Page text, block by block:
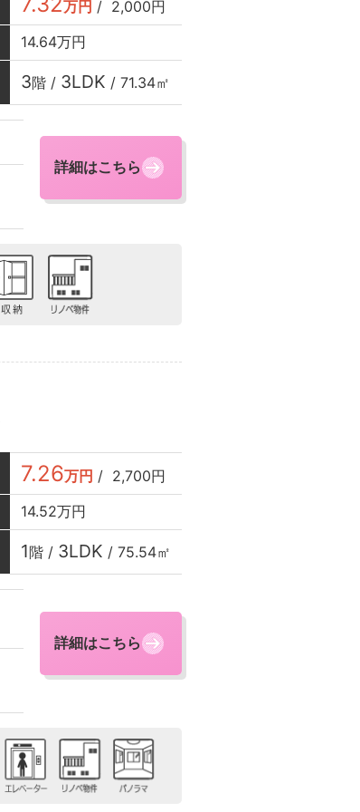
万円 / 2,000円
14.64万円
3階 / 3LDK / 71.34㎡
詳細はこちら
7.26万円 / 2,700円
14.52万円
1階 / 3LDK / 75.54㎡
詳細はこちら